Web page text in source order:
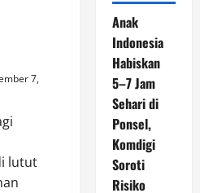
7,
lutut
Anak
Indonesia
Habiskan
5–7 Jam
Sehari di
Ponsel,
Komdigi
Soroti
Risiko